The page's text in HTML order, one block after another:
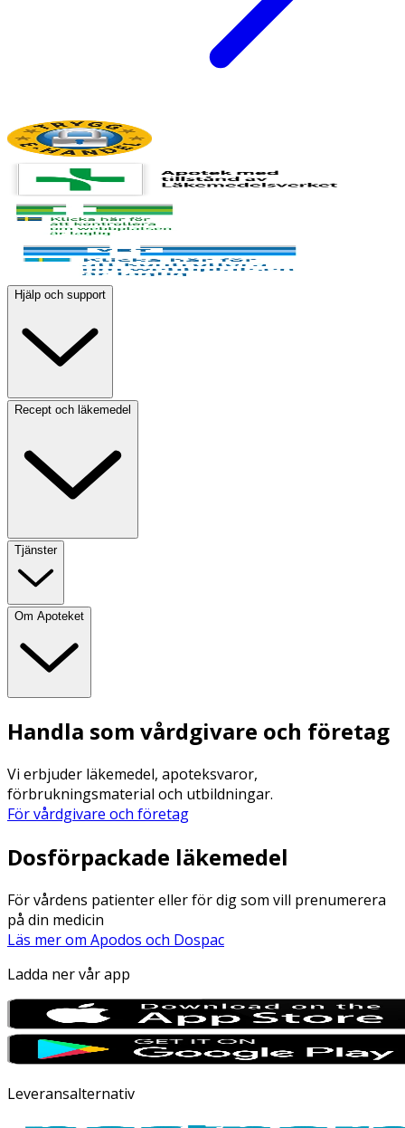
Hjälp och support
Recept och läkemedel
Tjänster
Om Apoteket
Handla som vårdgivare och företag
Vi erbjuder läkemedel, apoteksvaror,
förbrukningsmaterial och utbildningar.
För vårdgivare och företag
Dosförpackade läkemedel
För vårdens patienter eller för dig som vill prenumerera
på din medicin
Läs mer om Apodos och Dospac
Ladda ner vår app
Leveransalternativ